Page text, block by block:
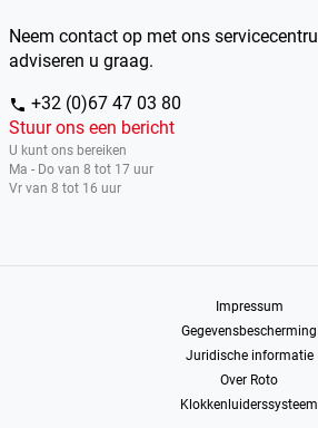
Neem contact op met ons
adviseren u graag.
phone +32 (0)67 47 03 80
Stuur ons een bericht
U kunt ons bereiken
Ma - Do van 8 tot 17 uur
Vr van 8 tot 16 uur
Impressum
Gegevensbescherming
Juridische informatie
Over Roto
Klokkenluiderssysteem